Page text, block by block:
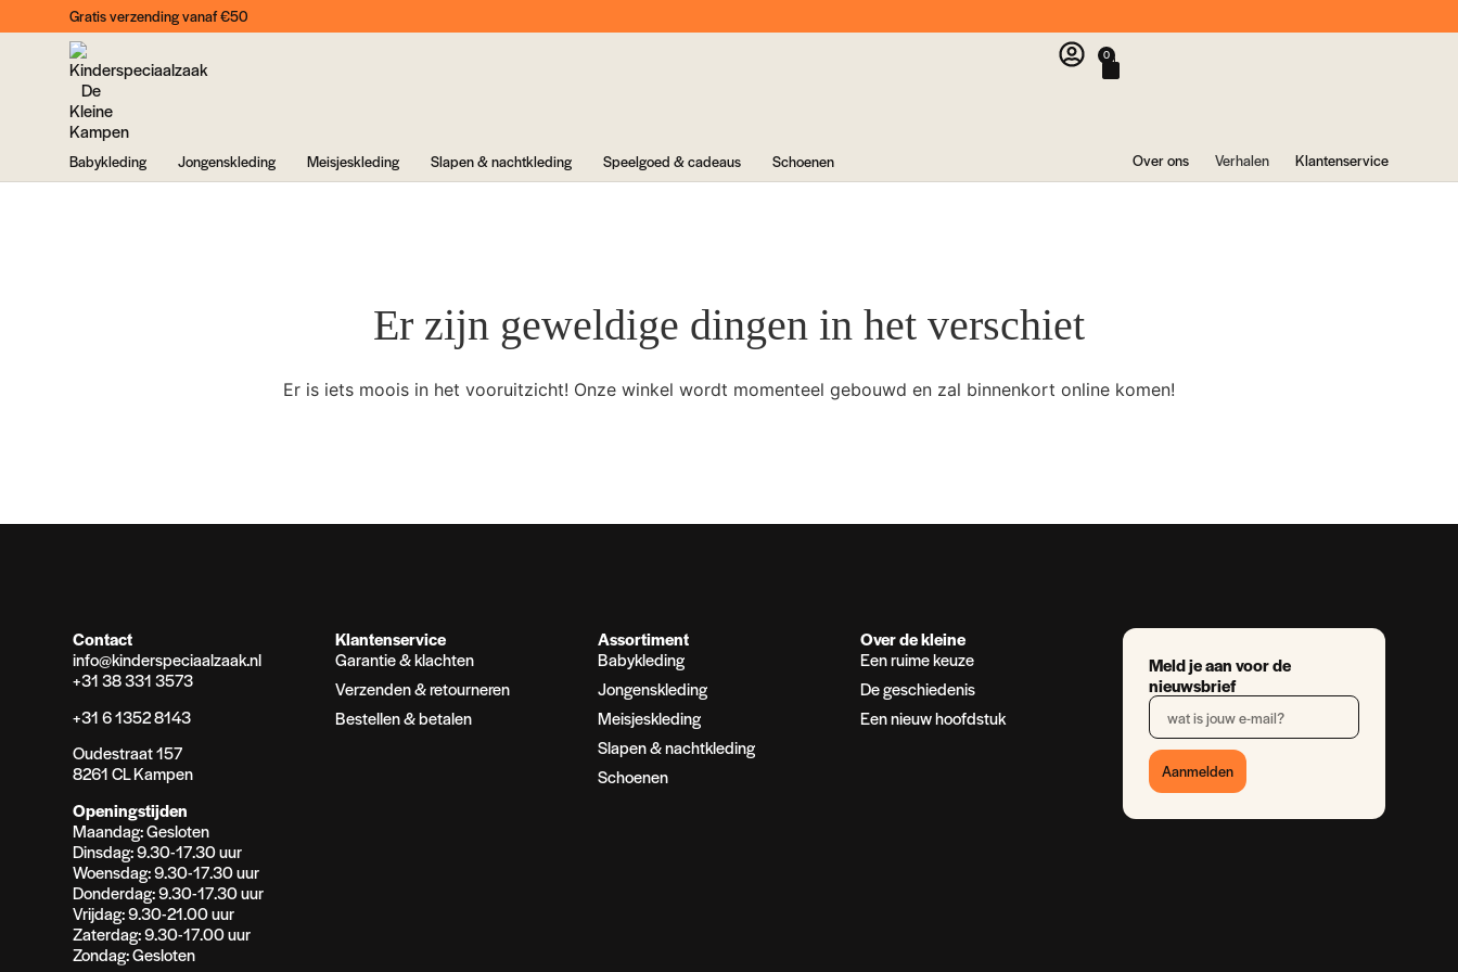
Gratis verzending vanaf €50
0
Babykleding Jongenskleding Meisjeskleding Slapen & nachtkleding Speelgoed & cadeaus Schoenen Over ons Verhalen Klantenservice
Er zijn geweldige dingen in het verschiet
Er is iets moois in het vooruitzicht! Onze winkel wordt momenteel gebouwd en zal binnenkort online komen!
Contact
info@kinderspeciaalzaak.nl
+31 38 331 3573
+31 6 1352 8143
Oudestraat 157
8261 CL Kampen
Openingstijden
Maandag: Gesloten
Dinsdag: 9.30-17.30 uur
Woensdag: 9.30-17.30 uur
Donderdag: 9.30-17.30 uur
Vrijdag: 9.30-21.00 uur
Zaterdag: 9.30-17.00 uur
Zondag: Gesloten
Klantenservice
Garantie & klachten
Verzenden & retourneren
Bestellen & betalen
Assortiment
Babykleding
Jongenskleding
Meisjeskleding
Slapen & nachtkleding
Schoenen
Over de kleine
Een ruime keuze
De geschiedenis
Een nieuw hoofdstuk
Meld je aan voor de
nieuwsbrief
Aanmelden